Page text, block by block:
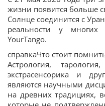
жизни появится больше
Солнце соединится с
реальности у многих
YourTango.
справкаЧто стоит
Астрология,
экстрасенсорика и
являются научными
на древних традициях,